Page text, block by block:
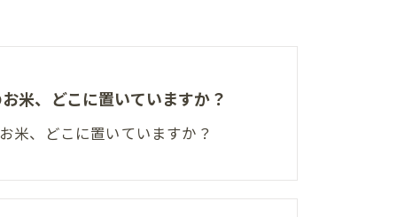
米、どこに置いていますか？
米、どこに置いていますか？